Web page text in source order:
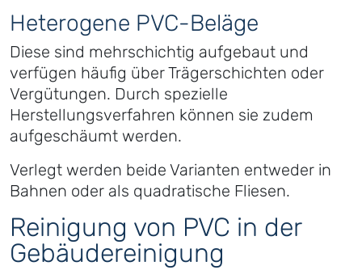
Heterogene PVC-Beläge
Diese sind mehrschichtig aufgebaut und
verfügen häufig über Trägerschichten oder
Vergütungen. Durch spezielle
Herstellungsverfahren können sie zudem
aufgeschäumt werden.
Verlegt werden beide Varianten entweder in
Bahnen oder als quadratische Fliesen.
Reinigung von PVC in der
Gebäudereinigung